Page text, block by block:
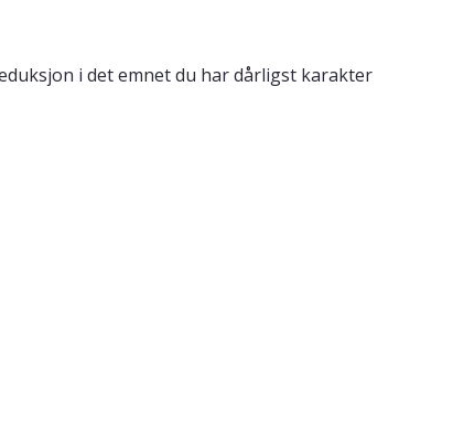
i det emnet du har dårligst karakter